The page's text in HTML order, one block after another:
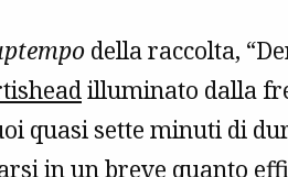
della raccolta,
illuminato dalla
quasi sette minuti di
in un breve quanto